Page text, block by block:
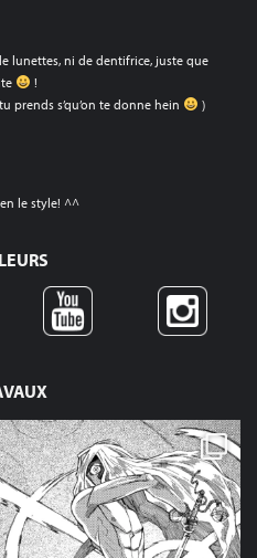
lunettes, ni de dentifrice, juste que
!
prends s’qu’on te donne hein
)
le style! ^^